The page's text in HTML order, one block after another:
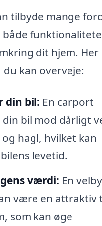
tilbyde mange
dit hjem. Her
kan overveje:
din bil: En carport
bil mod dårligt
hagl, hvilket kan
levetid.
værdi: En
være en attraktiv
som kan øge